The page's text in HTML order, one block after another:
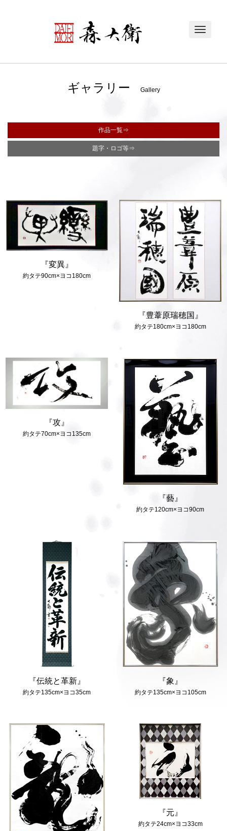
Toggle
ギャラリー Gallery
作品一覧
題字・ロゴ等
『変異』
約タテ90cm×ヨコ180cm
『豊葦原瑞穂国』
約タテ180cm×ヨコ180cm
『攻』
約タテ70cm×ヨコ135cm
『藝』
約タテ120cm×ヨコ90cm
『伝統と革新』
約タテ135cm×ヨコ35cm
『象』
約タテ135cm×ヨコ105cm
『元』
約タテ24cm×ヨコ33cm